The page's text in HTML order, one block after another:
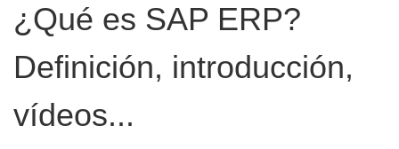
¿Qué es SAP ERP?
Definición, introducción,
vídeos...